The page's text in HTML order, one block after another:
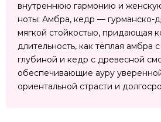
внутреннюю гармонию и
ноты: Амбра, кедр — гурманско-
мягкой стойкостью, придающая
длительность, как тёплая амбра
глубиной и кедр с древесной
обеспечивающие ауру
ориентальной страсти и